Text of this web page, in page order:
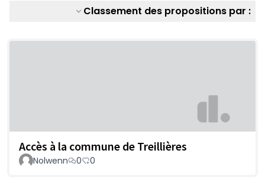
Classement des propositions par :
Accès à la commune de Treillières
Nolwenn 0 0